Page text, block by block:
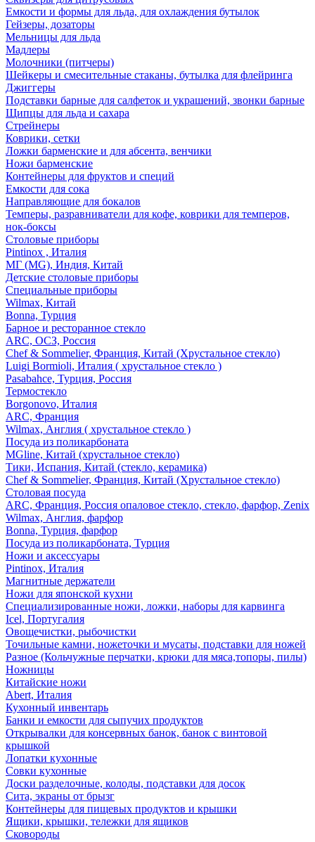
Емкости и формы для льда, для охлаждения бутылок
Гейзеры, дозаторы
Мельницы для льда
Мадлеры
Молочники (питчеры)
Шейкеры и смесительные стаканы, бутылка для флейринга
Джиггеры
Подставки барные для салфеток и украшений, звонки барные
Щипцы для льда и сахара
Стрейнеры
Коврики, сетки
Ложки барменские и для абсента, венчики
Ножи барменские
Контейнеры для фруктов и специй
Емкости для сока
Направляющие для бокалов
Темперы, разравниватели для кофе, коврики для темперов,
нок-боксы
Столовые приборы
Pintinox , Италия
МГ (MG), Индия, Китай
Детские столовые приборы
Специальные приборы
Wilmax, Китай
Bonna, Турция
Барное и ресторанное стекло
ARC, ОСЗ, Россия
Chef & Sommelier, Франция, Китай (Хрустальное стекло)
Luigi Bormioli, Италия ( хрустальное стекло )
Pasabahce, Турция, Россия
Термостекло
Borgonovo, Италия
ARC, Франция
Wilmax, Англия ( хрустальное стекло )
Посуда из поликарбоната
MGline, Китай (хрустальное стекло)
Тики, Испания, Китай (стекло, керамика)
Chef & Sommelier, Франция, Китай (Хрустальное стекло)
Столовая посуда
ARC, Франция, Россия опаловое стекло, стекло, фарфор, Zenix
Wilmax, Англия, фарфор
Bonna, Турция, фарфор
Посуда из поликарбоната, Турция
Ножи и аксессуары
Pintinox, Италия
Магнитные держатели
Ножи для японской кухни
Специализированные ножи, ложки, наборы для карвинга
Icel, Португалия
Овощечистки, рыбочистки
Точильные камни, ножеточки и мусаты, подставки для ножей
Разное (Кольчужные перчатки, крюки для мяса,топоры, пилы)
Ножницы
Китайские ножи
Abert, Италия
Кухонный инвентарь
Банки и емкости для сыпучих продуктов
Открывалки для консервных банок, банок с винтовой
крышкой
Лопатки кухонные
Совки кухонные
Доски разделочные, колоды, подставки для досок
Сита, экраны от брызг
Контейнеры для пищевых продуктов и крышки
Ящики, крышки, тележки для ящиков
Сковороды